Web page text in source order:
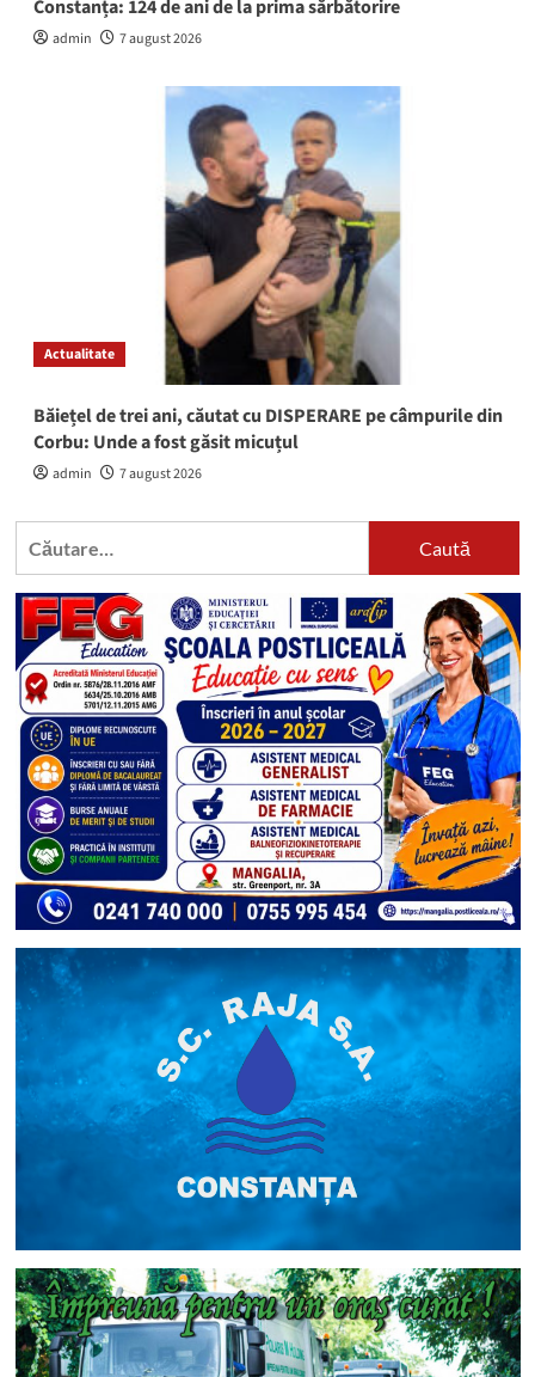
Constanța: 124 de ani de la prima sărbătorire
admin 7 august 2026
Actualitate
Băiețel de trei ani, căutat cu DISPERARE pe câmpurile din
Corbu: Unde a fost găsit micuțul
admin 7 august 2026
Caută